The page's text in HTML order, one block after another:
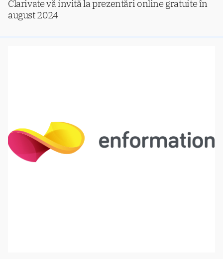
Clarivate vă invită la prezentări online gratuite în
august 2024